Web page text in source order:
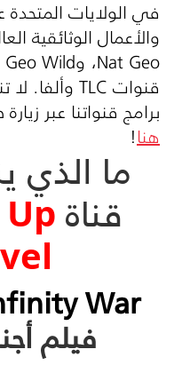
في الولايات
والأعمال الوثائقية
Nat Geo، وWild
قنواتTLCوألفا.
برامج قنواتنا عبر
هنا!ما
قناة
War
فيلم